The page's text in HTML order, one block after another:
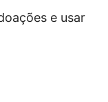
e usar